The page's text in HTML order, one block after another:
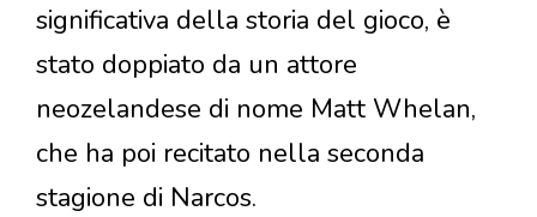
significativa della storia del gioco, è
stato doppiato da un attore
neozelandese di nome Matt Whelan,
che ha poi recitato nella seconda
stagione di Narcos.